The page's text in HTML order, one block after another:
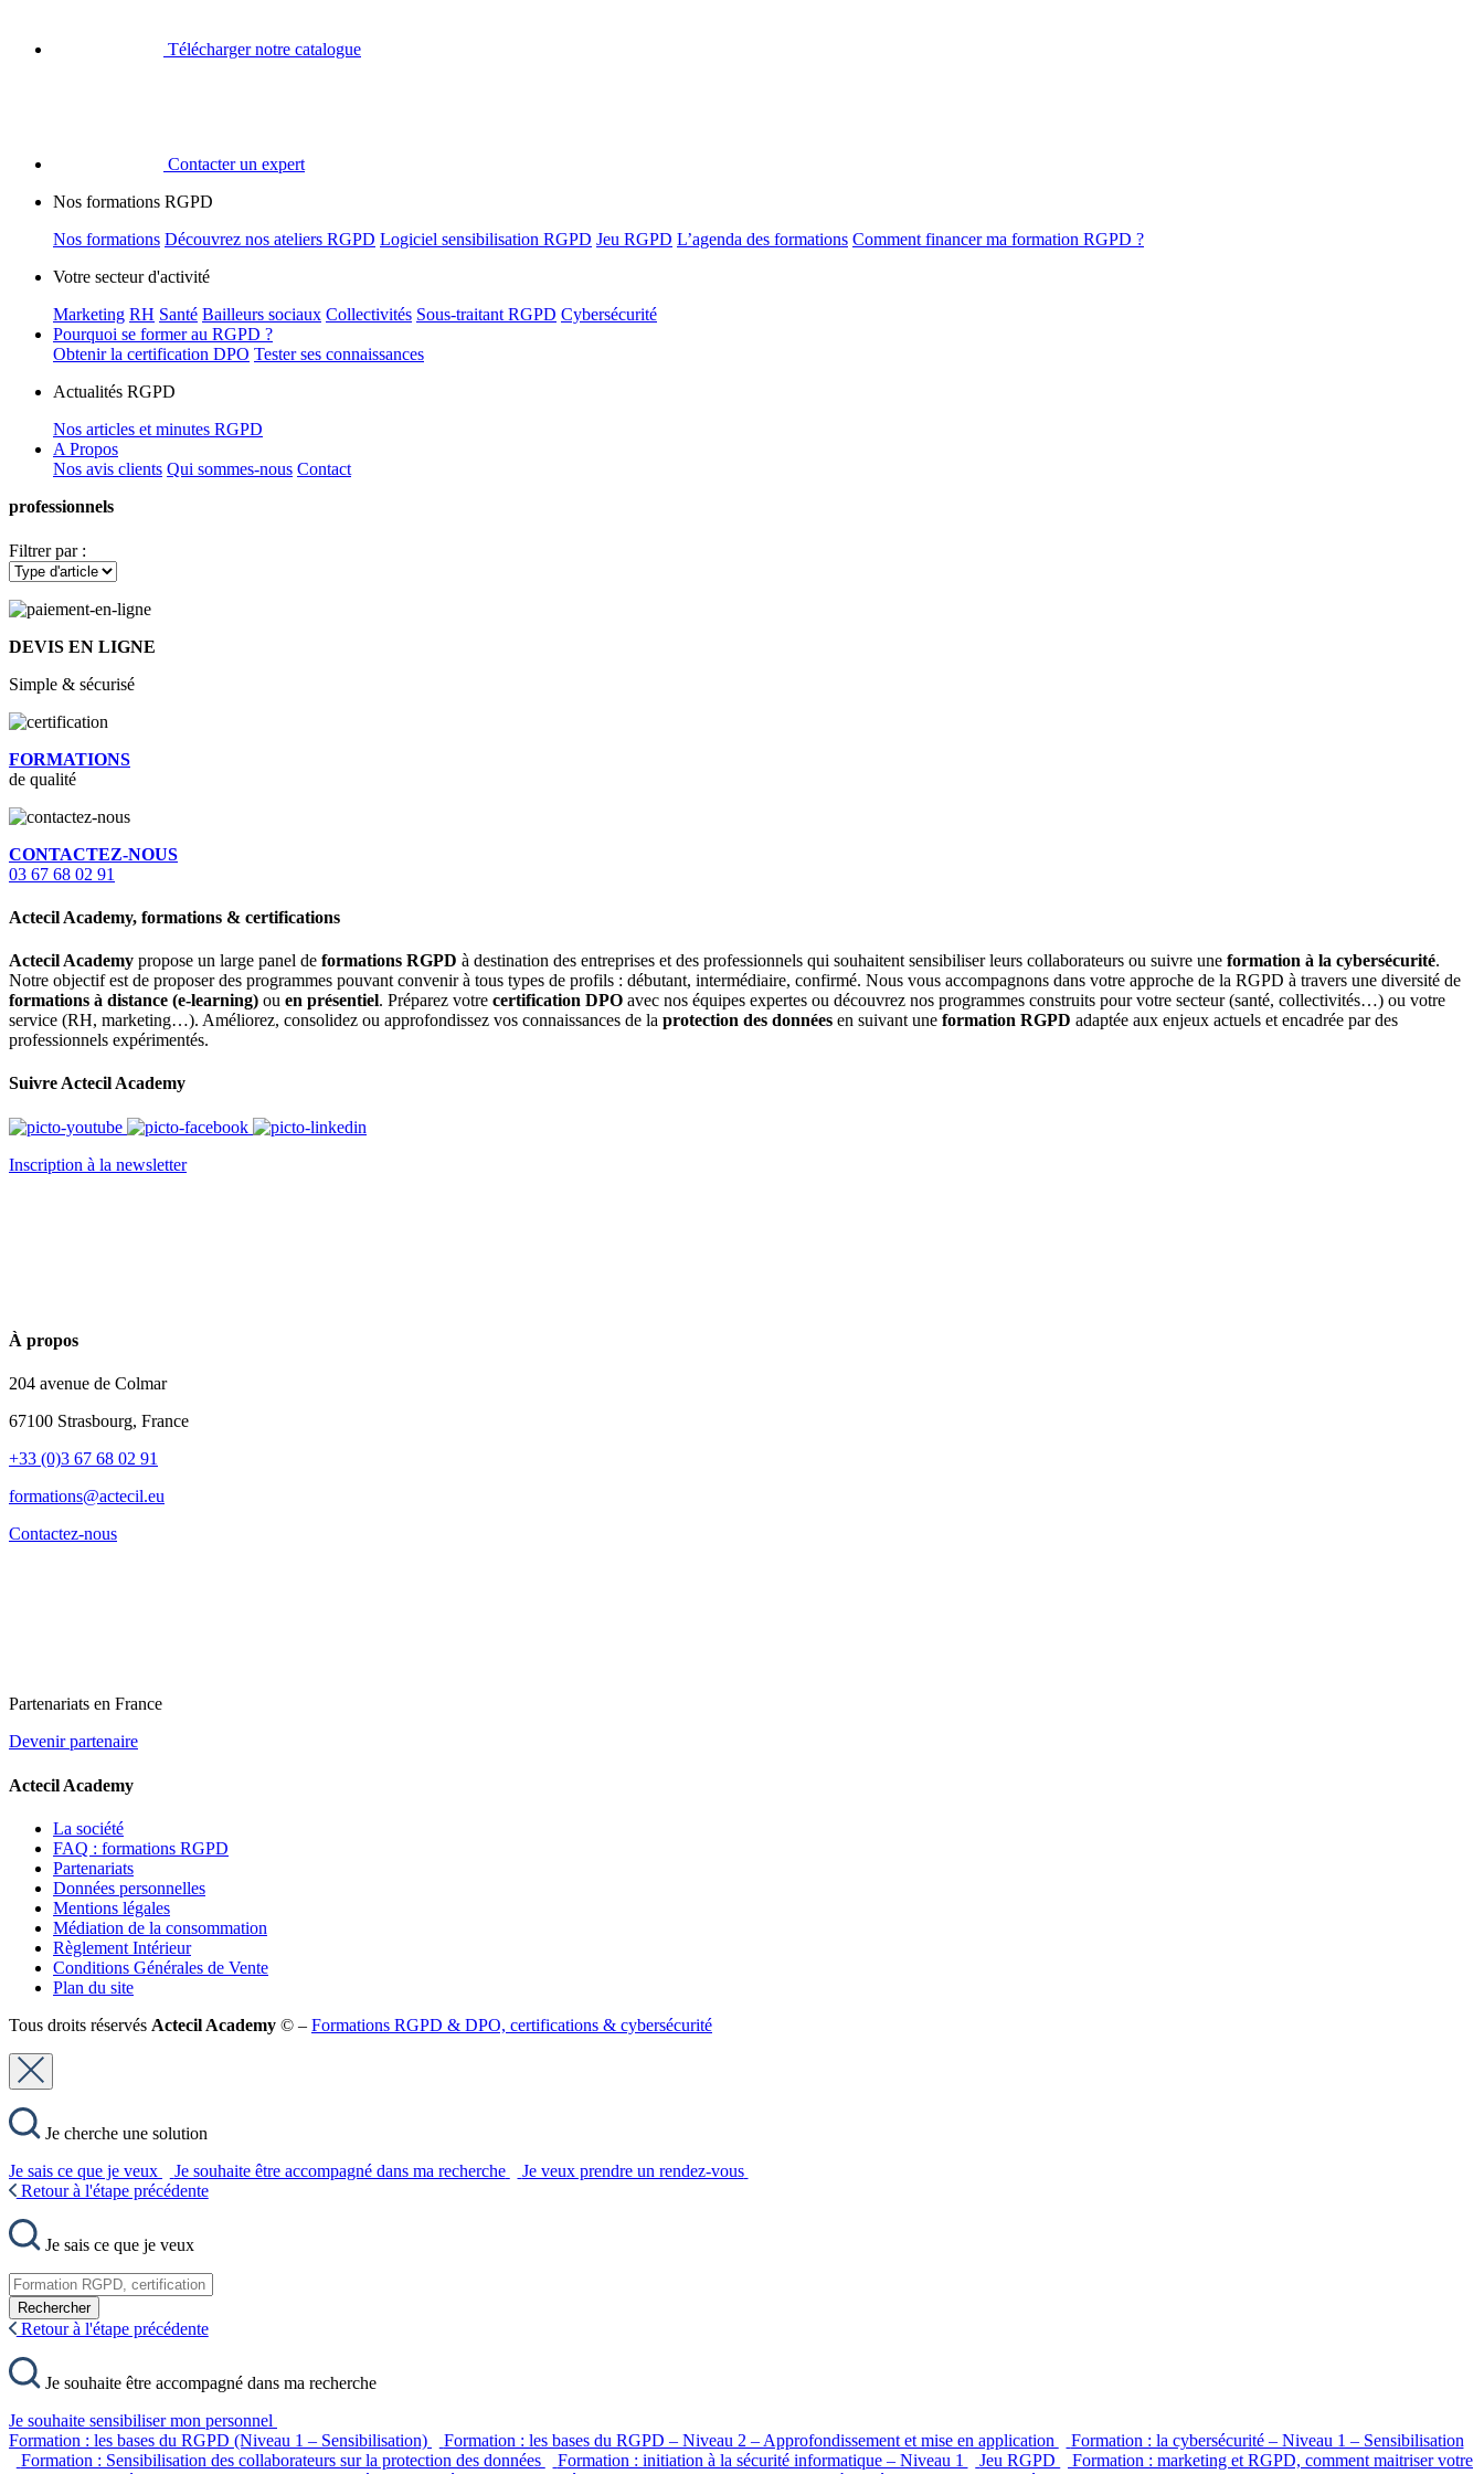
Télécharger notre catalogue
Contacter un expert
Nos formations RGPD
Nos formations Découvrez nos ateliers RGPD Logiciel sensibilisation RGPD Jeu RGPD L’agenda des formations Comment financer ma formation RGPD ?
Votre secteur d'activité
Marketing RH Santé Bailleurs sociaux Collectivités Sous-traitant RGPD Cybersécurité
Pourquoi se former au RGPD ?
Obtenir la certification DPO Tester ses connaissances
Actualités RGPD
Nos articles et minutes RGPD
A Propos
Nos avis clients Qui sommes-nous Contact
professionnels
Filtrer par :
DEVIS EN LIGNE
Simple & sécurisé
FORMATIONS
de qualité
CONTACTEZ-NOUS
03 67 68 02 91
Actecil Academy, formations & certifications
Actecil Academy propose un large panel de formations RGPD à destination des entreprises et des professionnels qui souhaitent sensibiliser leurs collaborateurs ou suivre une formation à la cybersécurité.
Notre objectif est de proposer des programmes pouvant convenir à tous types de profils : débutant, intermédiaire, confirmé. Nous vous accompagnons dans votre approche de la RGPD à travers une diversité de
formations à distance (e-learning) ou en présentiel. Préparez votre certification DPO avec nos équipes expertes ou découvrez nos programmes construits pour votre secteur (santé, collectivités…) ou votre
service (RH, marketing…). Améliorez, consolidez ou approfondissez vos connaissances de la protection des données en suivant une formation RGPD adaptée aux enjeux actuels et encadrée par des
professionnels expérimentés.
Suivre Actecil Academy
Inscription à la newsletter
À propos
204 avenue de Colmar
67100 Strasbourg, France
+33 (0)3 67 68 02 91
formations@actecil.eu
Contactez-nous
Partenariats en France
Devenir partenaire
Actecil Academy
La société
FAQ : formations RGPD
Partenariats
Données personnelles
Mentions légales
Médiation de la consommation
Règlement Intérieur
Conditions Générales de Vente
Plan du site
Tous droits réservés Actecil Academy © – Formations RGPD & DPO, certifications & cybersécurité
Je cherche une solution
Je sais ce que je veux
Je souhaite être accompagné dans ma recherche
Je veux prendre un rendez-vous
Retour à l'étape précédente
Je sais ce que je veux
Rechercher
Retour à l'étape précédente
Je souhaite être accompagné dans ma recherche
Je souhaite sensibiliser mon personnel
Formation : les bases du RGPD (Niveau 1 – Sensibilisation)
Formation : les bases du RGPD – Niveau 2 – Approfondissement et mise en application
Formation : la cybersécurité – Niveau 1 – Sensibilisation
Formation : Sensibilisation des collaborateurs sur la protection des données
Formation : initiation à la sécurité informatique – Niveau 1 Jeu RGPD
Formation : marketing et RGPD, comment maitriser votre